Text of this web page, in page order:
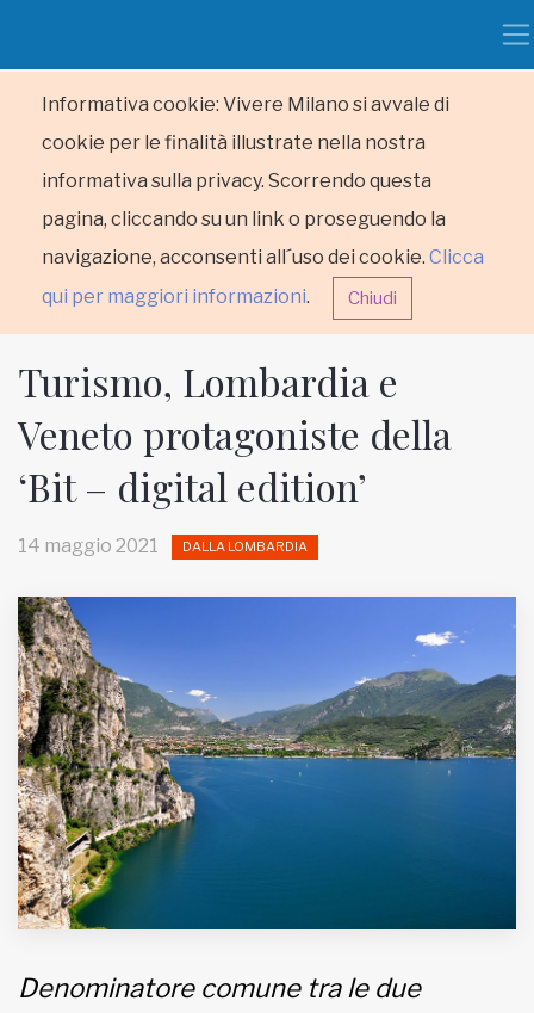
Informativa cookie: Vivere Milano si avvale di
cookie per le finalità illustrate nella nostra
informativa sulla privacy. Scorrendo questa
pagina, cliccando su un link o proseguendo la
navigazione, acconsenti all´uso dei cookie. Clicca
qui per maggiori informazioni. Chiudi
HOME
Inviateci le vostre segnalazioni
Iscriviti alla newsletter
www.viveremilano.info
Fondato e diretto da Enzo De
Bernardis
EDB edizioni - Via Brivio angolo C.
Imbonati, 89 20159 Milano (Italia)
Informativa sulla privacy
Turismo, Lombardia e
Veneto protagoniste della
‘Bit – digital edition’
14 maggio 2021 DALLA LOMBARDIA
Denominatore comune tra le due